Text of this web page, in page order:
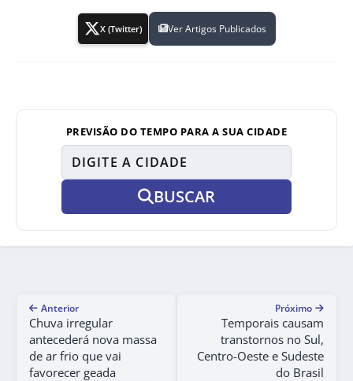
X (Twitter) Ver Artigos Publicados
PREVISÃO DO TEMPO PARA A SUA CIDADE
BUSCAR
Anterior
Chuva irregular
antecederá nova massa
de ar frio que vai
favorecer geada
Próximo
Temporais causam
transtornos no Sul,
Centro-Oeste e Sudeste
do Brasil